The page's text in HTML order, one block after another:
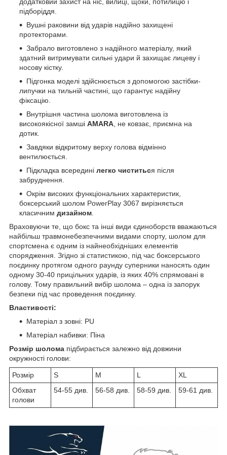
підборіддя.
Вушні раковини від ударів надійно захищені
протекторами.
Забрало виготовлено з надійного матеріалу, який
здатний витримувати сильні удари й захищає лицеву і
носову кістку.
Підгонка моделі здійснюється з допомогою застібки-
липучки на тильній частині, що гарантує надійну
фіксацію.
Внутрішня частина шолома виготовлена із
високоякісної замші AMARA , не ковзає, приємна на
дотик.
Завдяки відкритому верху голова відмінно
вентилюється.
Підкладка всередині легко чиститься після
забруднення.
Окрім високих функціональних характеристик,
боксерський шолом PowerPlay 3067 вирізняється
класичним дизайном
Враховуючи те, що бокс та інші види єдиноборств вважаються
найбільш травмонебезпечними видами спорту, шолом для
спортсмена є одним із найнеобхідніших елементів
спорядження. Згідно зі статистикою, під час боксерського
поєдинку протягом одного раунду суперники наносять один
одному 30-40 прицільних ударів, із яких 40% спрямовані в
голову. Тому правильний вибір шолома – одна із запорук
безпеки під час проведення поєдинку.
Властивості:
Матеріал з зовні: PU
Матеріал набивки: Піна
Розмір шолома підбирається залежно від довжини
окружності голови:
Розмір S M L
XL
Обхват
голови
54-55 див. 56-58 див. 58-59 див. 59-61 див.